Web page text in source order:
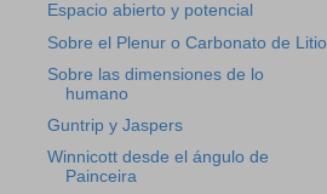
Espacio abierto y potencial
Sobre el Plenur o Carbonato de Litio
Sobre las dimensiones de lo
humano
Guntrip y Jaspers
Winnicott desde el ángulo de
Painceira